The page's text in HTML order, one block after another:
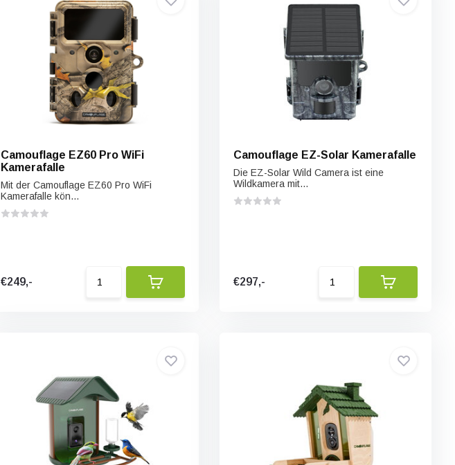
Camouflage EZ60 Pro WiFi
Kamerafalle
Mit der Camouflage EZ60 Pro WiFi
Kamerafalle kön...
€249,-
Camouflage EZ-Solar Kamerafalle
Die EZ-Solar Wild Camera ist eine
Wildkamera mit...
€297,-